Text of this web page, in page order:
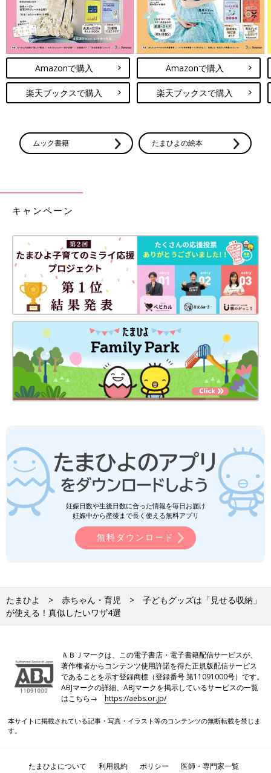
Amazonで購入
楽天ブックスで購入
Amazonで購入
楽天ブックスで購入
ムック書籍 たまひよの絵本
キャンペーン
妊娠日数や生後日数に合った情報を毎日お届け
妊娠中から産後まで長く使える無料アプリ
無料ダウンロード
たまひよ 赤ちゃん・育児
子どもグッズは「見せる収納」
が使える！真似したいワザ4選
ＡＢＪマークは、この電子書店・電子書籍配信サービスが、
著作権者からコンテンツ使用許諾を得た正規版配信サービス
であることを示す登録商標（登録番号 第11091000号）です。
ABJマークの詳細、ABJマークを掲示しているサービスの一覧
はこちら→https://aebs.or.jp/
本サイトに掲載されている記事・写真・イラスト等のコンテンツの無断転載を禁じま
す。
たまひよについて 利用規約 ポリシー 医師・専門家一覧